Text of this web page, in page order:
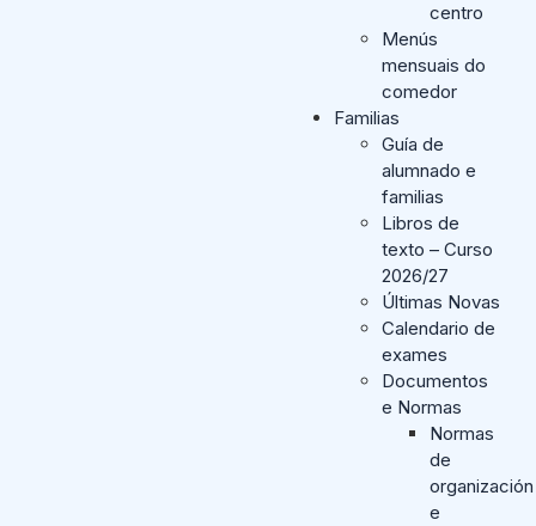
centro
Menús
mensuais do
comedor
Familias
Guía de
alumnado e
familias
Libros de
texto – Curso
2026/27
Últimas Novas
Calendario de
exames
Documentos
e Normas
Normas
de
organización
e